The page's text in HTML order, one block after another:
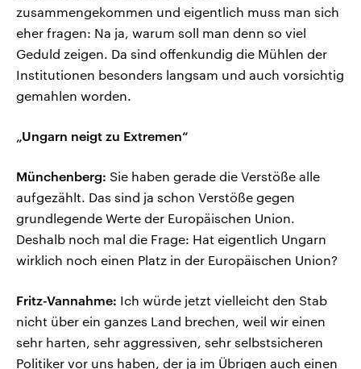
zusammengekommen und eigentlich muss man sich
eher fragen: Na ja, warum soll man denn so viel
Geduld zeigen. Da sind offenkundig die Mühlen der
Institutionen besonders langsam und auch vorsichtig
gemahlen worden.
„Ungarn neigt zu Extremen“
Münchenberg: Sie haben gerade die Verstöße alle
aufgezählt. Das sind ja schon Verstöße gegen
grundlegende Werte der Europäischen Union.
Deshalb noch mal die Frage: Hat eigentlich Ungarn
wirklich noch einen Platz in der Europäischen Union?
Fritz-Vannahme: Ich würde jetzt vielleicht den Stab
nicht über ein ganzes Land brechen, weil wir einen
sehr harten, sehr aggressiven, sehr selbstsicheren
Politiker vor uns haben, der ja im Übrigen auch einen